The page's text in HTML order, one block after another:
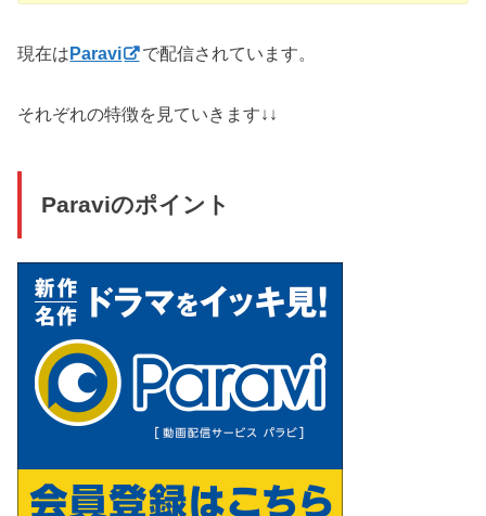
現在は Paravi で配信されています。
それぞれの特徴を見ていきます↓↓
Paraviのポイント